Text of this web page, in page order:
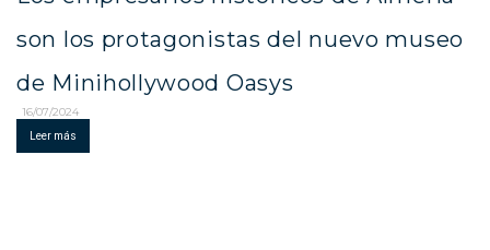
son los protagonistas del nuevo museo
de Minihollywood Oasys
16/07/2024
Leer más